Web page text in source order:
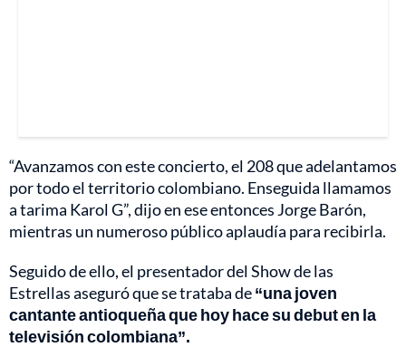
“Avanzamos con este concierto, el 208 que adelantamos
por todo el territorio colombiano. Enseguida llamamos
a tarima Karol G”, dijo en ese entonces Jorge Barón,
mientras un numeroso público aplaudía para recibirla.
Seguido de ello, el presentador del Show de las
Estrellas aseguró que se trataba de“una joven
cantante antioqueña que hoy hace su debut en la
televisión colombiana”.